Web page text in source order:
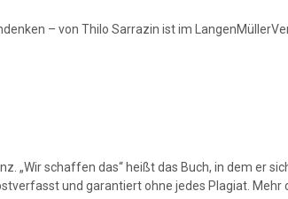
– von Thilo Sarrazin ist im
„Wir schaffen das“ heißt das Buch, in dem er
und garantiert ohne jedes Plagiat. Mehr